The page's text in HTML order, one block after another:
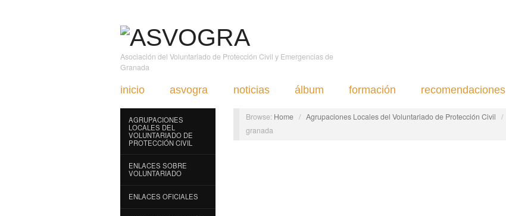
Asociación del Voluntariado de Protección Civil y Emergencias de
Granada
inicio asvogra noticias álbum formación recomendaciones
AGRUPACIONES
LOCALES DEL
VOLUNTARIADO DE
PROTECCIÓN CIVIL
ENLACES SOBRE
VOLUNTARIADO
ENLACES OFICIALES
Browse: Home / Agrupaciones Locales del Voluntariado de Protección Civil /
granada